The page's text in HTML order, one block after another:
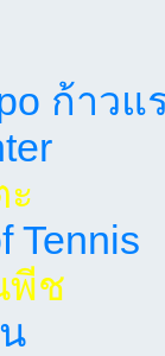
ก้าวแ
ะ
Tennis
พีช